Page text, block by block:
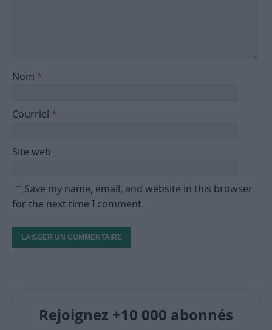
Nom *
Courriel *
Site web
Save my name, email, and website in this browser
for the next time I comment.
Rejoignez +10 000 abonnés